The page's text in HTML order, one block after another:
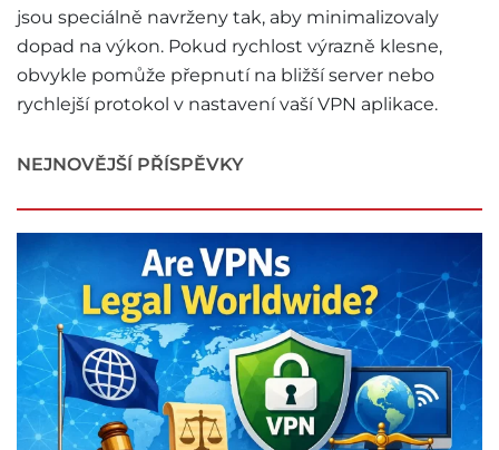
jsou speciálně navrženy tak, aby minimalizovaly
dopad na výkon. Pokud rychlost výrazně klesne,
obvykle pomůže přepnutí na bližší server nebo
rychlejší protokol v nastavení vaší VPN aplikace.
NEJNOVĚJŠÍ PŘÍSPĚVKY